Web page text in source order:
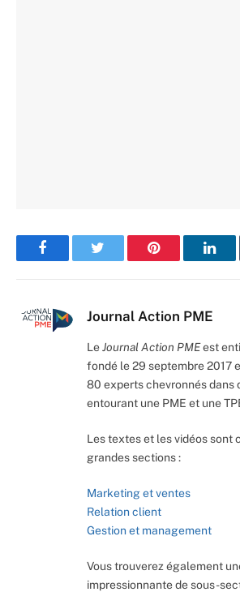
Facebook Pinterest
Journal Action PME
LeJournal Action PMEest
fondé le 29 septembre 2017
80 experts chevronnés dans
entourant une PME et une
Les textes et les vidéos sont
grandes sections :
Marketing et ventes
Relation client
Gestion et management
Vous trouverez également
impressionnante de sous-